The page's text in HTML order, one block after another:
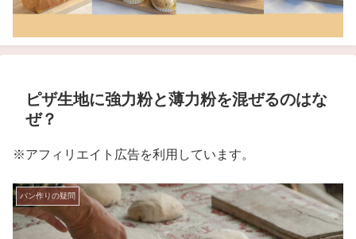
ピザ生地に強力粉と薄力粉を混ぜるのはな
ぜ？
※アフィリエイト広告を利用しています。
パン作りの疑問